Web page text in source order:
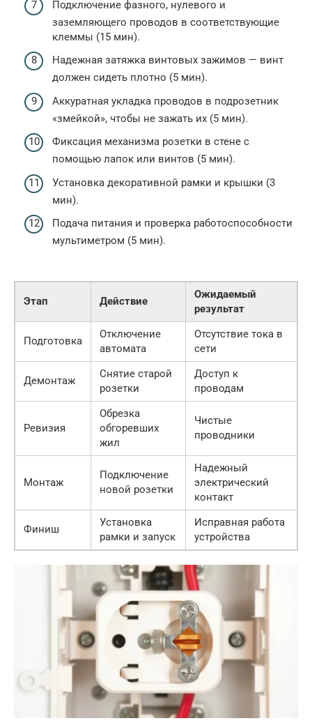
Подключение фазного, нулевого и
заземляющего проводов в соответствующие
клеммы (15 мин).
Надежная затяжка винтовых зажимов — винт
должен сидеть плотно (5 мин).
Аккуратная укладка проводов в подрозетник
«змейкой», чтобы не зажать их (5 мин).
Фиксация механизма розетки в стене с
помощью лапок или винтов (5 мин).
Установка декоративной рамки и крышки (3
мин).
Подача питания и проверка работоспособности
мультиметром (5 мин).
Этап Действие
Ожидаемый
результат
Подготовка
Отключение
автомата
Отсутствие тока в
сети
Демонтаж
Снятие старой
розетки
Доступ к
проводам
Ревизия
Обрезка
обгоревших
жил
Чистые
проводники
Монтаж
Подключение
новой розетки
Надежный
электрический
контакт
Финиш
Установка
рамки и запуск
Исправная работа
устройства